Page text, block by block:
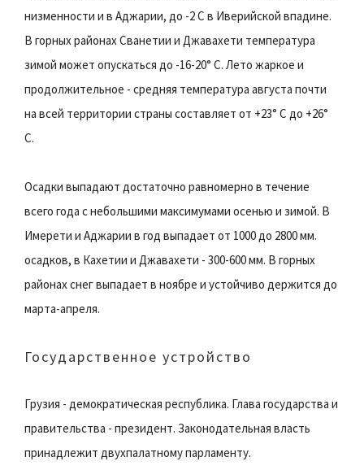
низменности и в Аджарии, до -2 С в Иверийской впадине.
В горных районах Сванетии и Джавахети температура
зимой может опускаться до -16-20° С. Лето жаркое и
продолжительное - средняя температура августа почти
на всей территории страны составляет от +23° С до +26°
С.
Осадки выпадают достаточно равномерно в течение
всего года с небольшими максимумами осенью и зимой. В
Имерети и Аджарии в год выпадает от 1000 до 2800 мм.
осадков, в Кахетии и Джавахети - 300-600 мм. В горных
районах снег выпадает в ноябре и устойчиво держится до
марта-апреля.
Государственное устройство
Грузия - демократическая республика. Глава государства и
правительства - президент. Законодательная власть
принадлежит двухпалатному парламенту.